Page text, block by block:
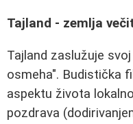
Tajland - zemlja
Tajland zaslužuje
osmeha". Budistička
aspektu života
pozdrava